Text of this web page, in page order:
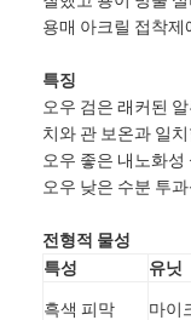
용매 아크릴 접착제
특징
오우 검은 래커된
치와 관 보온과 일치
오우 좋은 내노화성
오우 낮은 수분 투
전형적 물성
특성
유닛
흑색 피막 마이